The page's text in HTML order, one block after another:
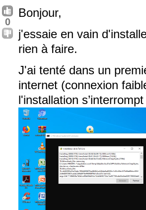
0
Bonjour,
j'essaie en vain
rien à faire.
J'ai tenté dans un
internet (connexion
l'installation